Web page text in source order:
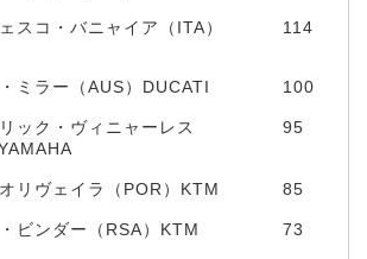
スコ・バニャイア（ITA）
114
ミラー（AUS）DUCATI 100
ック・ヴィニャーレス
95
リヴェイラ（POR）KTM 85
ビンダー（RSA）KTM 73